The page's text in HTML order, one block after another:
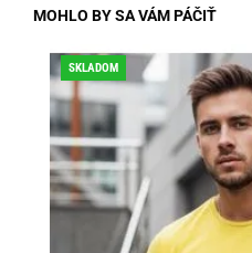
MOHLO BY SA VÁM PÁČIŤ
SKLADOM